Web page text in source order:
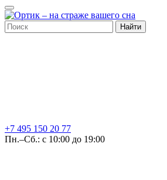
Найти
+7 495 150 20 77
Пн.–Сб.: с 10:00 до 19:00